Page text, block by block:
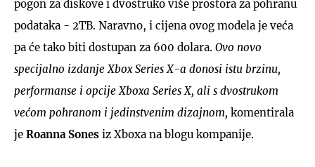
pogon za diskove i dvostruko više prostora za pohranu
podataka - 2TB. Naravno, i cijena ovog modela je veća
pa će tako biti dostupan za 600 dolara. Ovo novo
specijalno izdanje Xbox Series X-a donosi istu brzinu,
performanse i opcije Xboxa Series X, ali s dvostrukom
većom pohranom i jedinstvenim dizajnom, komentirala
je Roanna Sones iz Xboxa na blogu kompanije.